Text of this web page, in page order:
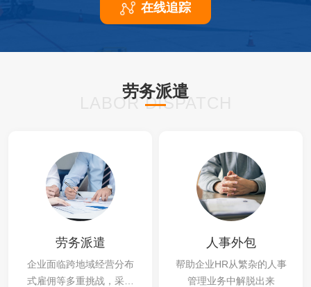
在线追踪
劳务派遣
LABOR DISPATCH
劳务派遣
企业面临跨地域经营分布
式雇佣等多重挑战，采用
人事外包
帮助企业HR从繁杂的人事
管理业务中解脱出来